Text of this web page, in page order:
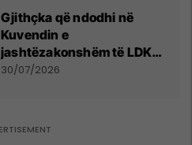
Gjithçka që ndodhi në
Kuvendin e
jashtëzakonshëm të LDK-
së
30/07/2026